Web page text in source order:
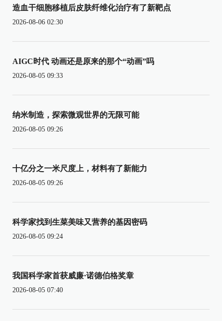
造血干细胞移植后皮肤纤维化治疗有了新靶点
2026-08-06 02:30
AIGC时代 动画还是原来的那个“动画”吗
2026-08-05 09:33
纳米制造，探索微观世界的无限可能
2026-08-05 09:26
十亿分之一米尺度上，材料有了新能力
2026-08-05 09:26
科学家找到生菜美味又营养的基因密码
2026-08-05 09:24
我国科学家首获威廉·诺德伯格奖章
2026-08-05 07:40